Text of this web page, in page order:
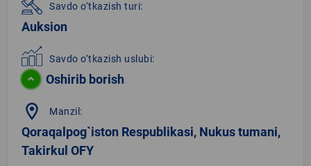
Savdo o‘tkazish turi:
Auksion
Savdo o‘tkazish uslubi:
Oshirib borish
location_on Manzil:
Qoraqalpog`iston Respublikasi, Nukus tumani,
Takirkul OFY